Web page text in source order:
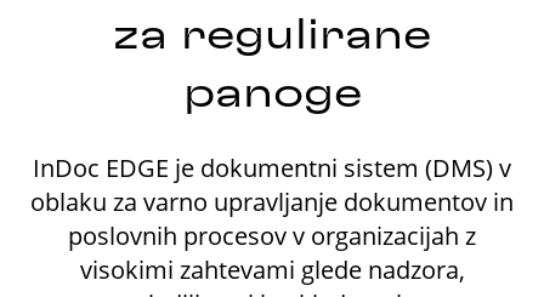
za regulirane
panoge
InDoc EDGE je dokumentni sistem (DMS) v
oblaku za varno upravljanje dokumentov in
poslovnih procesov v organizacijah z
visokimi zahtevami glede nadzora,